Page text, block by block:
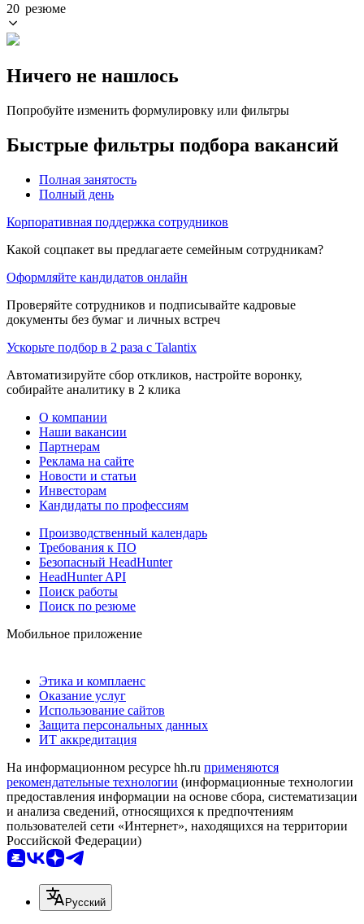
20 резюме
Ничего не нашлось
Попробуйте изменить формулировку или фильтры
Быстрые фильтры подбора вакансий
Полная занятость
Полный день
Корпоративная поддержка сотрудников
Какой соцпакет вы предлагаете семейным сотрудникам?
Оформляйте кандидатов онлайн
Проверяйте сотрудников и подписывайте кадровые
документы без бумаг и личных встреч
Ускорьте подбор в 2 раза с Talantix
Автоматизируйте сбор откликов, настройте воронку,
собирайте аналитику в 2 клика
О компании
Наши вакансии
Партнерам
Реклама на сайте
Новости и статьи
Инвесторам
Кандидаты по профессиям
Производственный календарь
Требования к ПО
Безопасный HeadHunter
HeadHunter API
Поиск работы
Поиск по резюме
Мобильное приложение
Этика и комплаенс
Оказание услуг
Использование сайтов
Защита персональных данных
ИТ аккредитация
На информационном ресурсе hh.ru применяются
рекомендательные технологии (информационные технологии
предоставления информации на основе сбора, систематизации
и анализа сведений, относящихся к предпочтениям
пользователей сети «Интернет», находящихся на территории
Российской Федерации)
Русский